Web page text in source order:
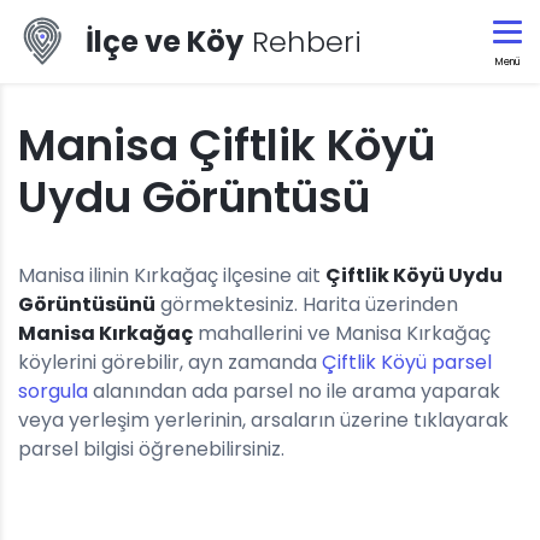
İlçe ve Köy Rehberi
Menü
Manisa Çiftlik Köyü
Uydu Görüntüsü
Manisa ilinin Kırkağaç ilçesine ait Çiftlik Köyü Uydu
Görüntüsünü görmektesiniz. Harita üzerinden
Manisa Kırkağaç mahallerini ve Manisa Kırkağaç
köylerini görebilir, ayn zamanda Çiftlik Köyü parsel
sorgulaalanından ada parsel no ile arama yaparak
veya yerleşim yerlerinin, arsaların üzerine tıklayarak
parsel bilgisi öğrenebilirsiniz.